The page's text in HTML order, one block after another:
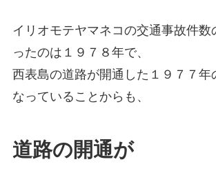
イリオモテヤマネコの交通事故件数
ったのは１９７８年で、
西表島の道路が開通した１９７７年
なっていることからも、
道路の開通が